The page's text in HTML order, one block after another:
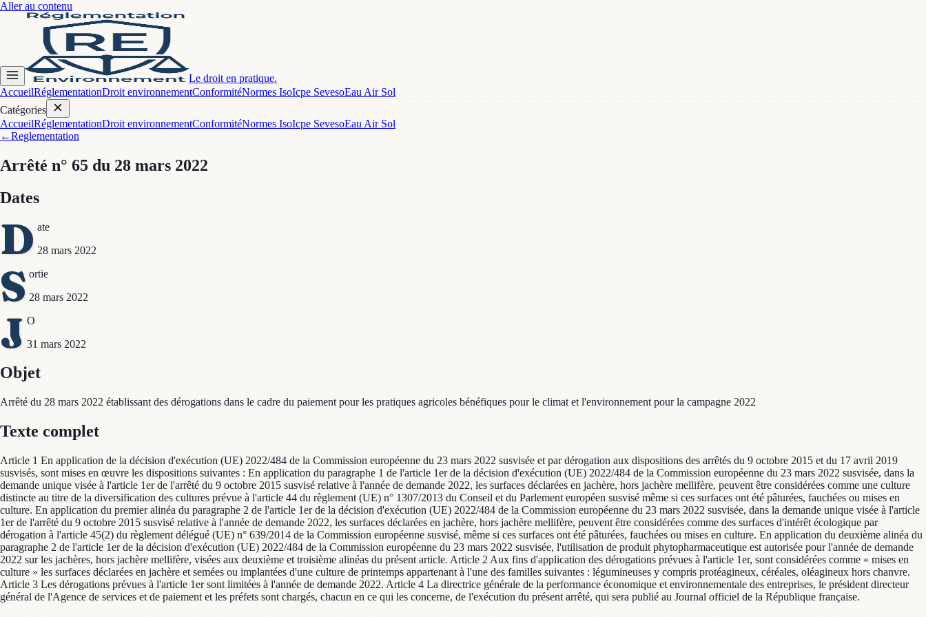
Aller au contenu
Le droit en pratique.
AccueilRéglementationDroit environnementConformitéNormes IsoIcpe SevesoEau Air Sol
Catégories
AccueilRéglementationDroit environnementConformitéNormes IsoIcpe SevesoEau Air Sol
←Reglementation
Arrêté n° 65 du 28 mars 2022
Dates
D ate
28 mars 2022
S ortie
28 mars 2022
J O
31 mars 2022
Objet
Arrêté du 28 mars 2022 établissant des dérogations dans le cadre du paiement pour les pratiques agricoles bénéfiques pour le climat et l'environnement pour la campagne 2022
Texte complet
Article 1 En application de la décision d'exécution (UE) 2022/484 de la Commission européenne du 23 mars 2022 susvisée et par dérogation aux dispositions des arrêtés du 9 octobre 2015 et du 17 avril 2019
susvisés, sont mises en œuvre les dispositions suivantes : En application du paragraphe 1 de l'article 1er de la décision d'exécution (UE) 2022/484 de la Commission européenne du 23 mars 2022 susvisée, dans la
demande unique visée à l'article 1er de l'arrêté du 9 octobre 2015 susvisé relative à l'année de demande 2022, les surfaces déclarées en jachère, hors jachère mellifère, peuvent être considérées comme une culture
distincte au titre de la diversification des cultures prévue à l'article 44 du règlement (UE) n° 1307/2013 du Conseil et du Parlement européen susvisé même si ces surfaces ont été pâturées, fauchées ou mises en
culture. En application du premier alinéa du paragraphe 2 de l'article 1er de la décision d'exécution (UE) 2022/484 de la Commission européenne du 23 mars 2022 susvisée, dans la demande unique visée à l'article
1er de l'arrêté du 9 octobre 2015 susvisé relative à l'année de demande 2022, les surfaces déclarées en jachère, hors jachère mellifère, peuvent être considérées comme des surfaces d'intérêt écologique par
dérogation à l'article 45(2) du règlement délégué (UE) n° 639/2014 de la Commission européenne susvisé, même si ces surfaces ont été pâturées, fauchées ou mises en culture. En application du deuxième alinéa du
paragraphe 2 de l'article 1er de la décision d'exécution (UE) 2022/484 de la Commission européenne du 23 mars 2022 susvisée, l'utilisation de produit phytopharmaceutique est autorisée pour l'année de demande
2022 sur les jachères, hors jachère mellifère, visées aux deuxième et troisième alinéas du présent article. Article 2 Aux fins d'application des dérogations prévues à l'article 1er, sont considérées comme « mises en
culture » les surfaces déclarées en jachère et semées ou implantées d'une culture de printemps appartenant à l'une des familles suivantes : légumineuses y compris protéagineux, céréales, oléagineux hors chanvre.
Article 3 Les dérogations prévues à l'article 1er sont limitées à l'année de demande 2022. Article 4 La directrice générale de la performance économique et environnementale des entreprises, le président directeur
général de l'Agence de services et de paiement et les préfets sont chargés, chacun en ce qui les concerne, de l'exécution du présent arrêté, qui sera publié au Journal officiel de la République française.